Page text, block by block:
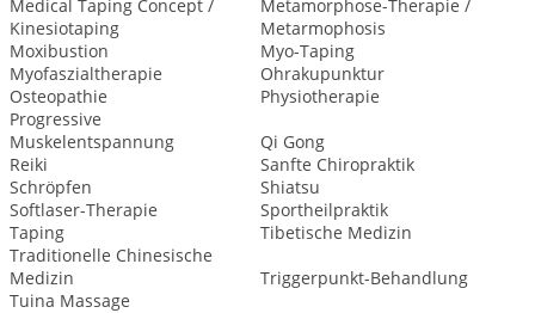
Medical Taping Concept /
Kinesiotaping
Metamorphose-Therapie /
Metarmophosis
Moxibustion
Myo-Taping
Myofaszialtherapie
Ohrakupunktur
Osteopathie
Physiotherapie
Progressive
Muskelentspannung
Qi Gong
Reiki
Sanfte Chiropraktik
Schröpfen
Shiatsu
Softlaser-Therapie
Sportheilpraktik
Taping
Tibetische Medizin
Traditionelle Chinesische
Medizin
Triggerpunkt-Behandlung
Tuina Massage